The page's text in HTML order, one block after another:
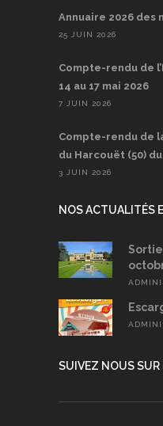
Annuaire 2026 des
25 JUIN 2026
Compte-rendu de
14 au 17 mai 2026
7 JUIN 2026
Compte-rendu de
du Harcouët (50) du
3 JUIN 2026
NOS ACTUALITÉS
SUIVEZ NOUS SUR